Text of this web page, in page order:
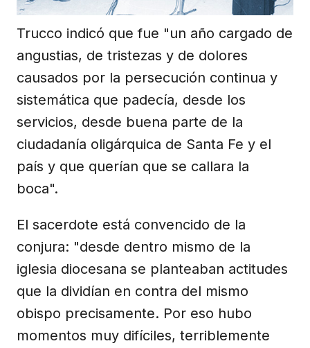
Trucco indicó que fue "un año cargado de
angustias, de tristezas y de dolores
causados por la persecución continua y
sistemática que padecía, desde los
servicios, desde buena parte de la
ciudadanía oligárquica de Santa Fe y el
país y que querían que se callara la
boca".
El sacerdote está convencido de la
conjura: "desde dentro mismo de la
iglesia diocesana se planteaban actitudes
que la dividían en contra del mismo
obispo precisamente. Por eso hubo
momentos muy difíciles, terriblemente